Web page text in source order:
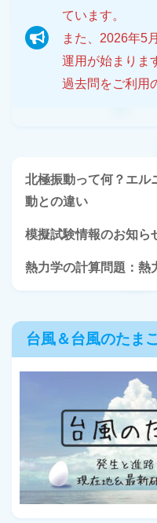
ています。
また、2026年5
運用が始まりま
過去問をご利用
北極振動って何？エル
動との違い
模擬試験情報のお知ら
熱力学の計算問題：熱
台風＆台風のたま